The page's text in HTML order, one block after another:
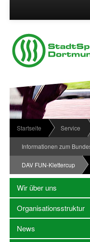
Suche
Kontakt
Impressum
Datenschutz
Wir über uns
News
Termine
Sportabzeichen
Downloadbereich
Newsletter
Stellenangebote
Startseite Service
Informationen zum
DAV FUN-Klettercup
Wir über uns
Organisationsstruktur
News